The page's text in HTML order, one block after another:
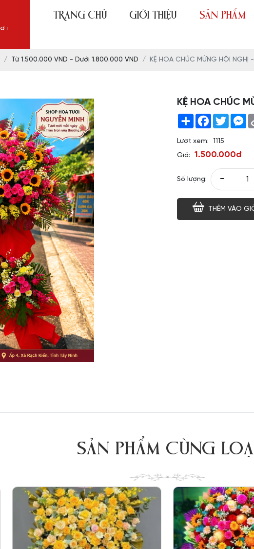
TRANG CHỦ GIỚI THIỆU SẢN PHẨM
Từ 1.500.000 VND - Dưới 1.800.000 VND KỆ HOA CHÚC MỪNG HỘI NGHỊ
KỆ HOA CHÚC
Share Facebook
Twitter
Lượt xem:
1115
Giá:
1.500.000đ
Số lượng: -
THÊM VÀO
SẢN PHẨM CÙNG